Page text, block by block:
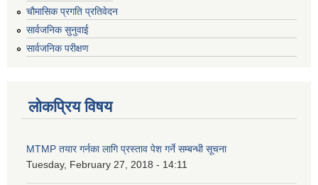
चौमासिक प्रगति प्रतिवेदन
सार्वजनिक सुनुवाई
सार्वजनिक परीक्षण
लोकप्रिय विषय
MTMP तयार गर्नका लागि प्रस्ताव पेश गर्ने सम्बन्धी सूचना
Tuesday, February 27, 2018 - 14:11